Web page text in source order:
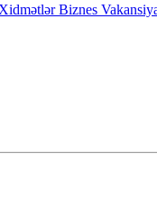
Xidmətlər Biznes